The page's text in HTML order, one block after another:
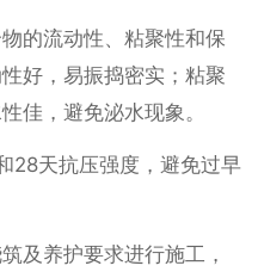
的流动性、粘聚性和保
好，易振捣密实；粘聚
佳，避免泌水现象。
28天抗压强度，避免过早
及养护要求进行施工，